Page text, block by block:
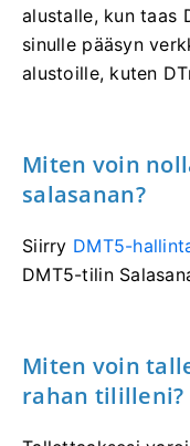
alustalle, kun taas
sinulle pääsyn
alustoille, kuten
Miten voin
salasanan?
Siirry DMT5-
DMT5-tilin
Miten voin
rahan tililleni?